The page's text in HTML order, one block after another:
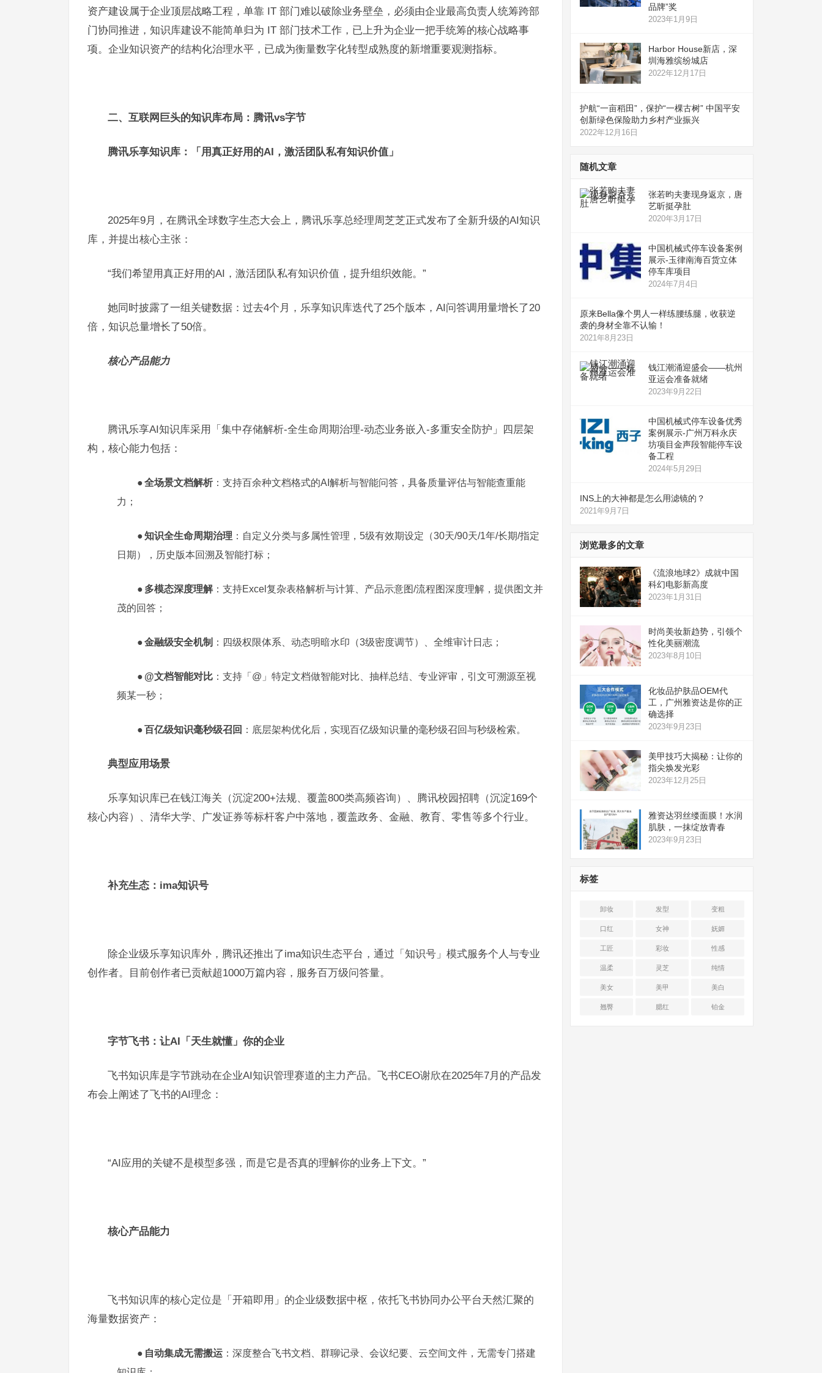
资产建设属于企业顶层战略工程，单靠 IT 部门难以破除业务壁垒，必须由企业最高负责人统筹跨部
门协同推进，知识库建设不能简单归为 IT 部门技术工作，已上升为企业一把手统筹的核心战略事
项。企业知识资产的结构化治理水平，已成为衡量数字化转型成熟度的新增重要观测指标。
二、互联网巨头的知识库布局：腾讯vs字节
腾讯乐享知识库：「用真正好用的AI，激活团队私有知识价值」
2025年9月，在腾讯全球数字生态大会上，腾讯乐享总经理周芝芝正式发布了全新升级的AI知识
库，并提出核心主张：
“我们希望用真正好用的AI，激活团队私有知识价值，提升组织效能。”
她同时披露了一组关键数据：过去4个月，乐享知识库迭代了25个版本，AI问答调用量增长了20
倍，知识总量增长了50倍。
核心产品能力
腾讯乐享AI知识库采用「集中存储解析-全生命周期治理-动态业务嵌入-多重安全防护」四层架
构，核心能力包括：
●全场景文档解析：支持百余种文档格式的AI解析与智能问答，具备质量评估与智能查重能
力 ；
●知识全生命周期治理 ：自定义分类与多属性管理， 5级有效期设定（30天/90天/1年/长期/指定
日期），历史版本回溯及智能打标 ；
● 多模态深度理解：支持Excel复杂表格解析与计算、产品示意图/流程图深度理解，提供图文并
茂的回答 ；
●金融级安全机制 ：四级权限体系、动态明暗水印（3级密度调节）、全维审计日志 ；
● @文档智能对比 ：支持「 @」特定文档做智能对比、抽样总结、专业评审，引文可溯源至视
频某一秒 ；
●百亿级知识毫秒级召回 ：底层架构优化后，实现百亿级知识量的毫秒级召回与秒级检索。
典型应用场景
乐享知识库已在钱江海关（沉淀200+法规、覆盖800类高频咨询）、腾讯校园招聘（沉淀169个
核心内容）、清华大学、广发证券等标杆客户中落地，覆盖政务、金融、教育、零售等多个行业。
补充生态：ima知识号
除企业级乐享知识库外，腾讯还推出了ima知识生态平台，通过「知识号」模式服务个人与专业
创作者。目前创作者已贡献超1000万篇内容，服务百万级问答量。
字节飞书：让AI「天生就懂」你的企业
飞书知识库是字节跳动在企业AI知识管理赛道的主力产品。飞书CEO谢欣在2025年7月的产品发
布会上阐述了飞书的AI理念：
“AI应用的关键不是模型多强，而是它是否真的理解你的业务上下文。”
核心产品能力
飞书知识库的核心定位是「开箱即用」的企业级数据中枢，依托飞书协同办公平台天然汇聚的
海量数据资产：
● 自动集成无需搬运 ：深度整合飞书文档、群聊记录、会议纪要、云空间文件，无需专门搭建
品牌”奖
2023年1月9日
Harbor House新店，深
圳海雅缤纷城店
2022年12月17日
护航“一亩稻田”，保护“一棵古树” 中国平安
创新绿色保险助力乡村产业振兴
2022年12月16日
随机文章
张若昀夫妻现身返京，唐
艺昕挺孕肚
2020年3月17日
中国机械式停车设备案例
展示-玉律南海百货立体
停车库项目
2024年7月4日
原来Bella像个男人一样练腰练腿，收获逆
袭的身材全靠不认输！
2021年8月23日
钱江潮涌迎盛会——杭州
亚运会准备就绪
2023年9月22日
中国机械式停车设备优秀
案例展示-广州万科永庆
坊项目金声段智能停车设
备工程
2024年5月29日
INS上的大神都是怎么用滤镜的？
2021年9月7日
浏览最多的文章
《流浪地球2》成就中国
科幻电影新高度
2023年1月31日
时尚美妆新趋势，引领个
性化美丽潮流
2023年8月10日
化妆品护肤品OEM代
工，广州雅资达是你的正
确选择
2023年9月23日
美甲技巧大揭秘：让你的
指尖焕发光彩
2023年12月25日
雅资达羽丝缕面膜！水润
肌肤，一抹绽放青春
2023年9月23日
标签
卸妆 发型 变粗
口红 女神 妩媚
工匠 彩妆 性感
温柔 灵芝 纯情
美女 美甲 美白
翘臀 腮红 铂金